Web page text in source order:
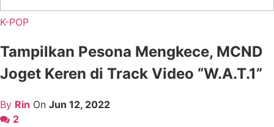
K-POP
Tampilkan Pesona Mengkece, MCND
Joget Keren di Track Video “W.A.T.1”
By Rin On Jun 12, 2022
2